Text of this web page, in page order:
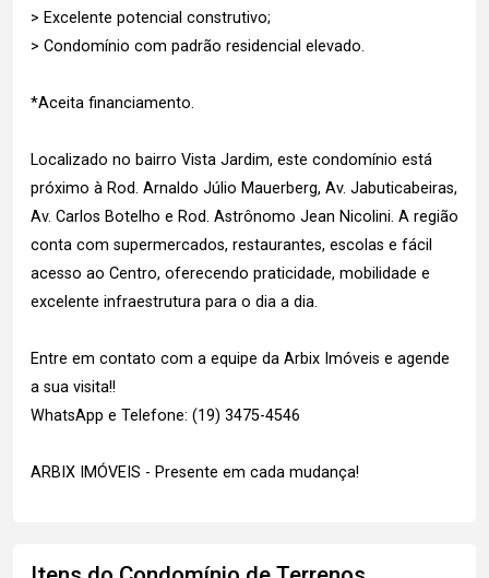
> Excelente potencial construtivo;
> Condomínio com padrão residencial elevado.
*Aceita financiamento.
Localizado no bairro Vista Jardim, este condomínio está
próximo à Rod. Arnaldo Júlio Mauerberg, Av. Jabuticabeiras,
Av. Carlos Botelho e Rod. Astrônomo Jean Nicolini. A região
conta com supermercados, restaurantes, escolas e fácil
acesso ao Centro, oferecendo praticidade, mobilidade e
excelente infraestrutura para o dia a dia.
Entre em contato com a equipe da Arbix Imóveis e agende
a sua visita!!
WhatsApp e Telefone: (19) 3475-4546
ARBIX IMÓVEIS - Presente em cada mudança!